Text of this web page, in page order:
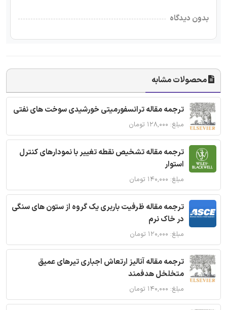
بدون دیدگاه
محصولات مشابه
ترجمه مقاله ترانسفورمیتی خورشیدی سوخت های نفتی
مبلغ: ۱۲۸,۰۰۰ تومان
ترجمه مقاله تشخیص نقطه تغییر با نمودارهای کنترل
استوار
مبلغ: ۱۴۰,۰۰۰ تومان
ترجمه مقاله ظرفیت باربری یک گروه از ستون های سنگی
در خاک نرم
مبلغ: ۱۲۰,۰۰۰ تومان
ترجمه مقاله آنالیز ارتعاش اجباری تیرهای عمیق
متخلخل هدفمند
مبلغ: ۱۴۰,۰۰۰ تومان